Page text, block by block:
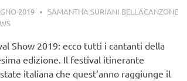
2019
SAMANTHA SURIANI BELLACANZONE
Show 2019: ecco tutti i cantanti della
edizione. Il festival itinerante
italiana che quest’anno raggiunge il